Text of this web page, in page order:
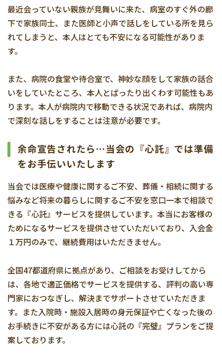
最近会っていない親族が見舞いに来た、病室のすぐ外の廊
下で家族同士、また医師と小声で話しをしている所を見ら
れてしまうと、本人はとても不安になる可能性がありま
す。
また、病院の食堂や待合室で、神妙な顔をして家族の話合
いをしていたところ、本人とばったり出くわす可能性もあ
ります。本人が病院内で移動できる状況であれば、病院内
で深刻な話しをすることは注意が必要です。
余命宣告されたら…当会の『心託』では準備
をお手伝いいたします
当会では医療や健康に関するご不安、葬儀・相続に関する
悩みなど将来の暮らしに関するご不安を窓口一本で相談で
きる『心託』サービスを提供しています。本当にお客様の
ためになるサービスを提供させていただいており、入会金
１万円のみで、継続費用はいただきません。
全国47都道府県に拠点があり、ご相談をお受けしてから
は、各地で適正価格でサービスを提供する、評判の高い専
門家におつなぎし、解決までサポートさせていただきま
す。また入院時・施設入居時の身元保証や亡くなった後の
お手続きに不安がある方には心託の『完璧』プランをご提
案しております。